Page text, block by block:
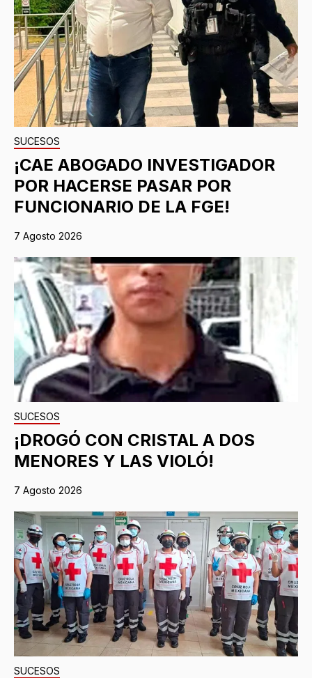
SUCESOS
¡CAE ABOGADO INVESTIGADOR
POR HACERSE PASAR POR
FUNCIONARIO DE LA FGE!
7 Agosto 2026
SUCESOS
¡DROGÓ CON CRISTAL A DOS
MENORES Y LAS VIOLÓ!
7 Agosto 2026
SUCESOS